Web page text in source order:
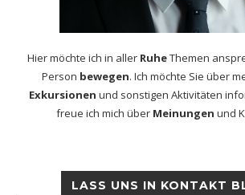
Hier möchte ich in aller RuheThemen
Person bewegen. Ich möchte Sie über
Exkursionen und sonstigen Aktivitäten
freue ich mich über Meinungen und
LASS UNS IN KONTAKT